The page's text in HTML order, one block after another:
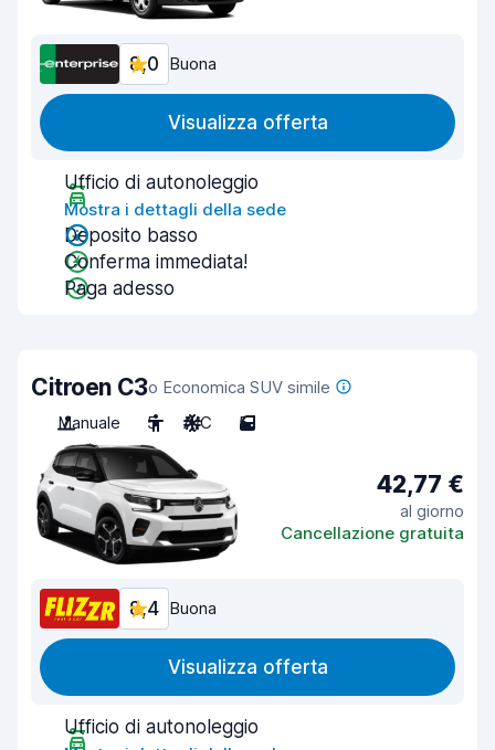
8,0 Buona
Visualizza offerta
Ufficio di autonoleggio
Mostra i dettagli della sede
Deposito basso
Conferma immediata!
Paga adesso
Citroen C3o Economica SUV simile
Manuale
5 A/C 5
42,77 €
al giorno
Cancellazione gratuita
8,4 Buona
Visualizza offerta
Ufficio di autonoleggio